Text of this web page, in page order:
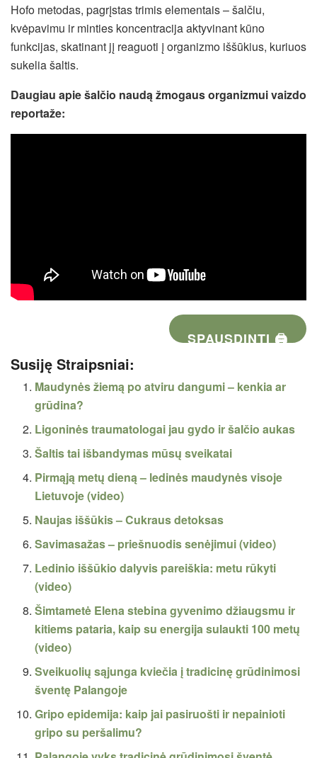
Hofo metodas, pagrįstas trimis elementais – šalčiu,
kvėpavimu ir minties koncentracija aktyvinant kūno
funkcijas, skatinant jį reaguoti į organizmo iššūkius, kuriuos
sukelia šaltis.
Daugiau apie šalčio naudą žmogaus organizmui vaizdo
reportaže:
SPAUSDINTI 🖨
Susiję Straipsniai:
Maudynės žiemą po atviru dangumi – kenkia ar
grūdina?
Ligoninės traumatologai jau gydo ir šalčio aukas
Šaltis tai išbandymas mūsų sveikatai
Pirmąją metų dieną – ledinės maudynės visoje
Lietuvoje (video)
Naujas iššūkis – Cukraus detoksas
Savimasažas – priešnuodis senėjimui (video)
Ledinio iššūkio dalyvis pareiškia: metu rūkyti
(video)
Šimtametė Elena stebina gyvenimo džiaugsmu ir
kitiems pataria, kaip su energija sulaukti 100 metų
(video)
Sveikuolių sąjunga kviečia į tradicinę grūdinimosi
šventę Palangoje
Gripo epidemija: kaip jai pasiruošti ir nepainioti
gripo su peršalimu?